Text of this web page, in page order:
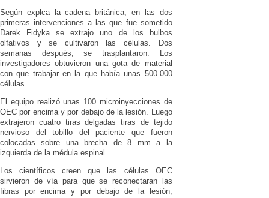
Según explca la cadena británica, en las dos
primeras intervenciones a las que fue sometido
Darek Fidyka se extrajo uno de los bulbos
olfativos y se cultivaron las células. Dos
semanas después, se trasplantaron. Los
investigadores obtuvieron una gota de material
con que trabajar en la que había unas 500.000
células.
El equipo realizó unas 100 microinyecciones de
OEC por encima y por debajo de la lesión. Luego
extrajeron cuatro tiras delgadas tiras de tejido
nervioso del tobillo del paciente que fueron
colocadas sobre una brecha de 8 mm a la
izquierda de la médula espinal.
Los científicos creen que las células OEC
sirvieron de vía para que se reconectaran las
fibras por encima y por debajo de la lesión,